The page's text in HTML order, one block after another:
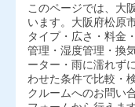
このページでは、大
います。大阪府松原
タイプ・広さ・料金
管理・湿度管理・換
ーター・雨に濡れず
わせた条件で比較・
クルームへのお問い